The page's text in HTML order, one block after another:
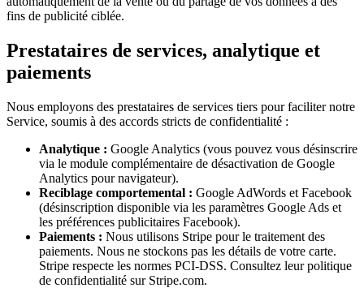
fins de publicité ciblée.
Prestataires de services, analytique et
paiements
Nous employons des prestataires de services tiers pour faciliter notre
Service, soumis à des accords stricts de confidentialité :
Analytique : Google Analytics (vous pouvez vous désinscrire
via le module complémentaire de désactivation de Google
Analytics pour navigateur).
Reciblage comportemental : Google AdWords et Facebook
(désinscription disponible via les paramètres Google Ads et
les préférences publicitaires Facebook).
Paiements : Nous utilisons Stripe pour le traitement des
paiements. Nous ne stockons pas les détails de votre carte.
Stripe respecte les normes PCI-DSS. Consultez leur politique
de confidentialité sur Stripe.com.